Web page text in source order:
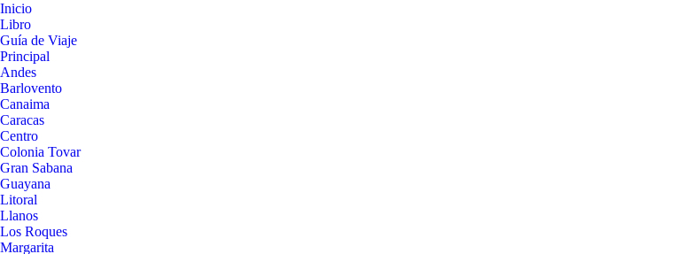
Inicio
Libro
Guía de Viaje
Principal
Andes
Barlovento
Canaima
Caracas
Centro
Colonia Tovar
Gran Sabana
Guayana
Litoral
Llanos
Los Roques
Margarita